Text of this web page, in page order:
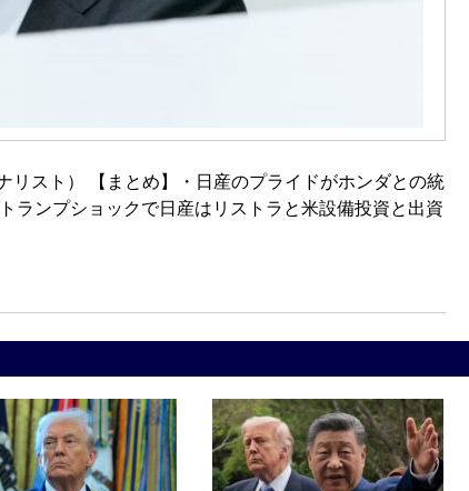
リスト） 【まとめ】・日産のプライドがホンダとの統
ランプショックで日産はリストラと米設備投資と出資